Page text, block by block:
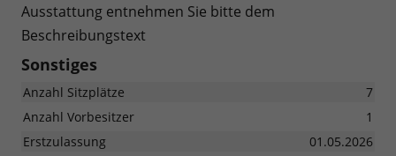
Ausstattung entnehmen Sie bitte dem
Beschreibungstext
Sonstiges
Anzahl Sitzplätze
7
Anzahl Vorbesitzer
1
Erstzulassung
01.05.2026